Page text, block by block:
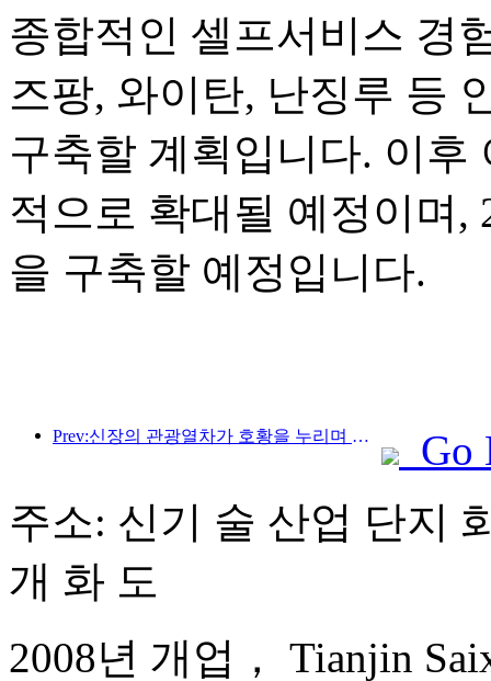
종합적인 셀프서비스 경
즈팡, 와이탄, 난징루 등
구축할 계획입니다. 이후
적으로 확대될 예정이며,
을 구축할 예정입니다.
Prev:신장의 관광열차가 호황을 누리며 문화·관광 경제를 활성화하고 있습니다.
Go
주소: 신기 술 산업 단지
개 화 도
2008년 개업， Tianjin